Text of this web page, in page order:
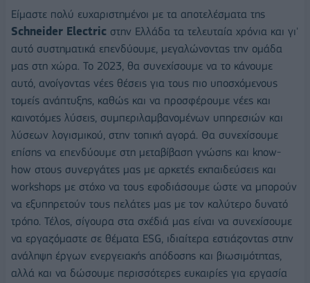
Είμαστε πολύ ευχαριστημένοι με τα αποτελέσματα της
Schneider Electric στην Ελλάδα τα τελευταία χρόνια και γι'
αυτό συστηματικά επενδύουμε, μεγαλώνοντας την ομάδα
μας στη χώρα. Το 2023, θα συνεχίσουμε να το κάνουμε
αυτό, ανοίγοντας νέες θέσεις για τους πιο υποσχόμενους
τομείς ανάπτυξης, καθώς και να προσφέρουμε νέες και
καινοτόμες λύσεις, συμπεριλαμβανομένων υπηρεσιών και
λύσεων λογισμικού, στην τοπική αγορά. Θα συνεχίσουμε
επίσης να επενδύουμε στη μεταβίβαση γνώσης και know-
how στους συνεργάτες μας με αρκετές εκπαιδεύσεις και
workshops με στόχο να τους εφοδιάσουμε ώστε να μπορούν
να εξυπηρετούν τους πελάτες μας με τον καλύτερο δυνατό
τρόπο. Τέλος, σίγουρα στα σχέδιά μας είναι να συνεχίσουμε
να εργαζόμαστε σε θέματα ESG, ιδιαίτερα εστιάζοντας στην
ανάληψη έργων ενεργειακής απόδοσης και βιωσιμότητας,
αλλά και να δώσουμε περισσότερες ευκαιρίες για εργασία